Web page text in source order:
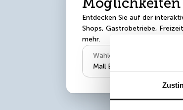
Entdecken Sie auf der
Shops, Gastrobetriebe,
mehr.
Wähle Areal, Mall oder
Mall Ebene 1